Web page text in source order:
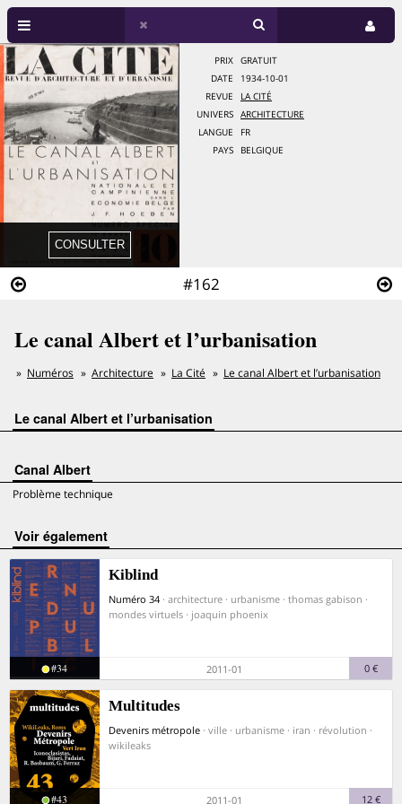
#162
PRIX
GRATUIT
DATE
1934-10-01
REVUE
LA CITÉ
UNIVERS
ARCHITECTURE
LANGUE
FR
PAYS
BELGIQUE
Le canal Albert et l’urbanisation
Numéros Architecture La Cité Le canal Albert et l’urbanisation
Le canal Albert et l’urbanisation
Canal Albert
Problème technique
voir également
Kiblind
Numéro 34 · architecture · urbanisme · thomas gabison ·
mondes virtuels · joaquin phoenix
#34 2011-01 0 €
Multitudes
Devenirs métropole · ville · urbanisme · iran · révolution ·
wikileaks
#43 2011-01 12 €